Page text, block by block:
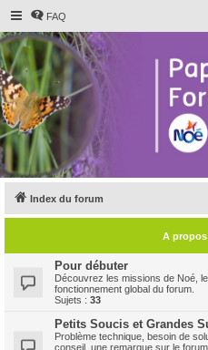
FAQ
Index du forum
A
Pour débuter
Découvrez les missions de Noé,
fonctionnement global du forum.
Sujets : 33
Petits Soucis et Grandes
Problème technique, besoin de
conseil, une remarque sur le